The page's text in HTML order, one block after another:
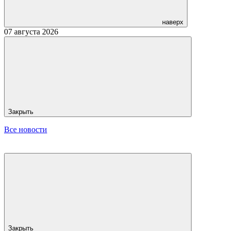
наверх
07 августа 2026
Закрыть
Все новости
Закрыть